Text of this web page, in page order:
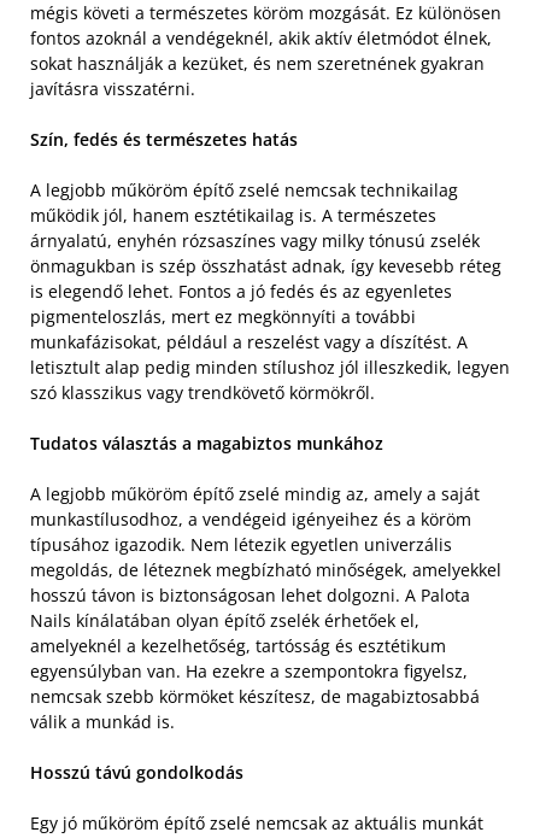
mégis követi a természetes köröm mozgását. Ez különösen
fontos azoknál a vendégeknél, akik aktív életmódot élnek,
sokat használják a kezüket, és nem szeretnének gyakran
javításra visszatérni.
Szín, fedés és természetes hatás
A legjobb műköröm építő zselé nemcsak technikailag
működik jól, hanem esztétikailag is. A természetes
árnyalatú, enyhén rózsaszínes vagy milky tónusú zselék
önmagukban is szép összhatást adnak, így kevesebb réteg
is elegendő lehet. Fontos a jó fedés és az egyenletes
pigmenteloszlás, mert ez megkönnyíti a további
munkafázisokat, például a reszelést vagy a díszítést. A
letisztult alap pedig minden stílushoz jól illeszkedik, legyen
szó klasszikus vagy trendkövető körmökről.
Tudatos választás a magabiztos munkához
A legjobb műköröm építő zselé mindig az, amely a saját
munkastílusodhoz, a vendégeid igényeihez és a köröm
típusához igazodik. Nem létezik egyetlen univerzális
megoldás, de léteznek megbízható minőségek, amelyekkel
hosszú távon is biztonságosan lehet dolgozni. A Palota
Nails kínálatában olyan építő zselék érhetőek el,
amelyeknél a kezelhetőség, tartósság és esztétikum
egyensúlyban van. Ha ezekre a szempontokra figyelsz,
nemcsak szebb körmöket készítesz, de magabiztosabbá
válik a munkád is.
Hosszú távú gondolkodás
Egy jó műköröm építő zselé nemcsak az aktuális munkát